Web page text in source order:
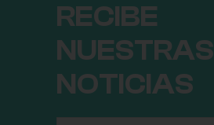
RECIBE
NUESTRAS
NOTICIAS